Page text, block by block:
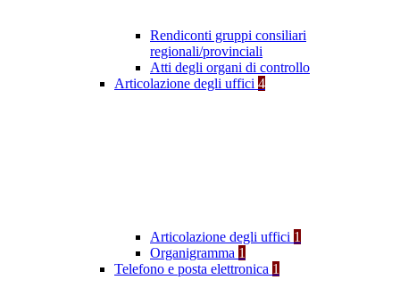
Rendiconti gruppi consiliari
regionali/provinciali
Atti degli organi di controllo
Articolazione degli uffici 4
Articolazione degli uffici 1
Organigramma 1
Telefono e posta elettronica 1